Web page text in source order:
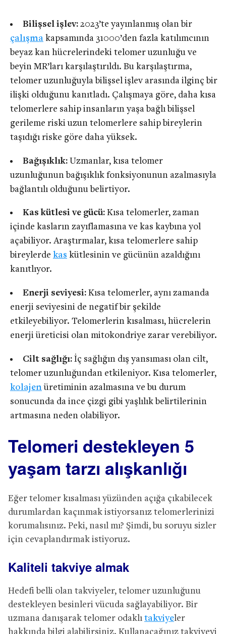
Bilişsel işlev: 2023’te yayınlanmış olan bir
çalışma kapsamında 31000’den fazla katılımcının
beyaz kan hücrelerindeki telomer uzunluğu ve
beyin MR’ları karşılaştırıldı. Bu karşılaştırma,
telomer uzunluğuyla bilişsel işlev arasında ilginç bir
ilişki olduğunu kanıtladı. Çalışmaya göre, daha kısa
telomerlere sahip insanların yaşa bağlı bilişsel
gerileme riski uzun telomerlere sahip bireylerin
taşıdığı riske göre daha yüksek.
Bağışıklık: Uzmanlar, kısa telomer
uzunluğunun bağışıklık fonksiyonunun azalmasıyla
bağlantılı olduğunu belirtiyor.
Kas kütlesi ve gücü: Kısa telomerler, zaman
içinde kasların zayıflamasına ve kas kaybına yol
açabiliyor. Araştırmalar, kısa telomerlere sahip
bireylerde kas kütlesinin ve gücünün azaldığını
kanıtlıyor.
Enerji seviyesi: Kısa telomerler, aynı zamanda
enerji seviyesini de negatif bir şekilde
etkileyebiliyor. Telomerlerin kısalması, hücrelerin
enerji üreticisi olan mitokondriye zarar verebiliyor.
Cilt sağlığı: İç sağlığın dış yansıması olan cilt,
telomer uzunluğundan etkileniyor. Kısa telomerler,
kolajenüretiminin azalmasına ve bu durum
sonucunda da ince çizgi gibi yaşlılık belirtilerinin
artmasına neden olabiliyor.
Telomeri destekleyen 5
yaşam tarzı alışkanlığı
Eğer telomer kısalması yüzünden açığa çıkabilecek
durumlardan kaçınmak istiyorsanız telomerlerinizi
korumalısınız. Peki, nasıl mı? Şimdi, bu soruyu sizler
için cevaplandırmak istiyoruz.
Kaliteli takviye almak
Hedefi belli olan takviyeler, telomer uzunluğunu
destekleyen besinleri vücuda sağlayabiliyor. Bir
uzmana danışarak telomer odaklı takviyeler